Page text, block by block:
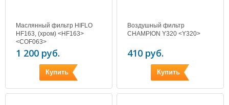
Маслянный фильтр HIFLO
HF163, (хром) <HF163>
<COF063>
1 200 руб.
Купить
Воздушный фильтр
CHAMPION Y320 <Y320>
410 руб.
Купить